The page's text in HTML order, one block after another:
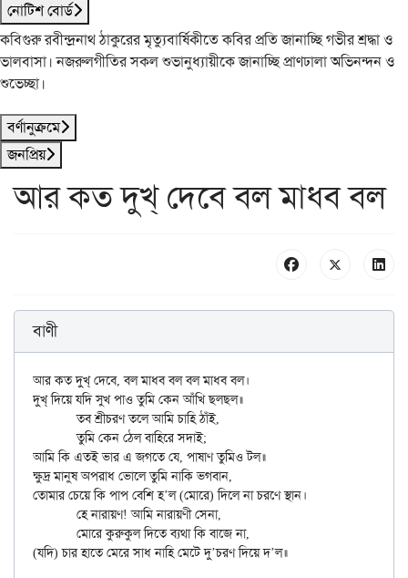
নোটিশ বোর্ড
কবিগুরু রবীন্দ্রনাথ ঠাকুরের মৃত্যুবার্ষিকীতে কবির প্রতি জানাচ্ছি গভীর শ্রদ্ধা ও
ভালবাসা। নজরুলগীতির সকল শুভানুধ্যায়ীকে জানাচ্ছি প্রাণঢালা অভিনন্দন ও
শুভেচ্ছা।
বর্ণানুক্রমে
জনপ্রিয়
আর কত দুখ্ দেবে বল মাধব বল
বাণী
আর কত দুখ্ দেবে, বল মাধব বল বল মাধব বল।
দুখ্ দিয়ে যদি সুখ পাও তুমি কেন আঁখি ছলছল॥
	তব শ্রীচরণ তলে আমি চাহি ঠাঁই,
	তুমি কেন ঠেল বাহিরে সদাই;
আমি কি এতই ভার এ জগতে যে, পাষাণ তুমিও টল॥
ক্ষুদ্র মানুষ অপরাধ ভোলে তুমি নাকি ভগবান,
তোমার চেয়ে কি পাপ বেশি হ’ল (মোরে) দিলে না চরণে স্থান।